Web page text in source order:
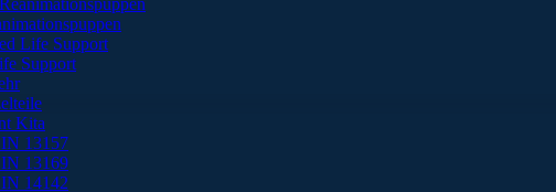
Life Support
Support
Kita
13157
13169
14142